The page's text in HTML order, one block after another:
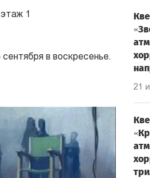
1
в воскресенье.
21